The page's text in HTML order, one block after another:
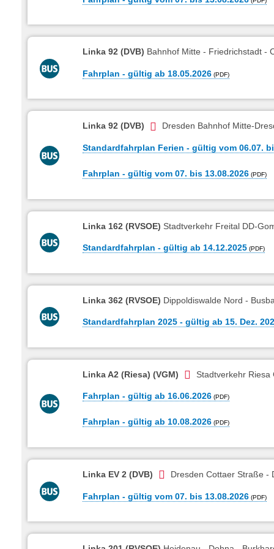
Linka 92 (DVB) Bahnhof Mitte - Friedrichstadt -
Fahrplan - gültig ab 18.05.2026
Linka 92 (DVB) Dresden Bahnhof Mitte-
Standardfahrplan Ferien - gültig vom 06.07.
Fahrplan - gültig vom 07. bis 13.08.2026
Linka 162 (RVSOE) Stadtverkehr Freital DD-
Standardfahrplan - gültig ab 14.12.2025
Linka 362 (RVSOE) Dippoldiswalde Nord -
Standardfahrplan 2025 - gültig ab 15. Dez.
Linka A2 (Riesa) (VGM) Stadtverkehr Riesa
Fahrplan - gültig ab 16.06.2026
Fahrplan - gültig ab 10.08.2026
Linka EV 2 (DVB) Dresden Cottaer Straße -
Fahrplan - gültig vom 07. bis 13.08.2026